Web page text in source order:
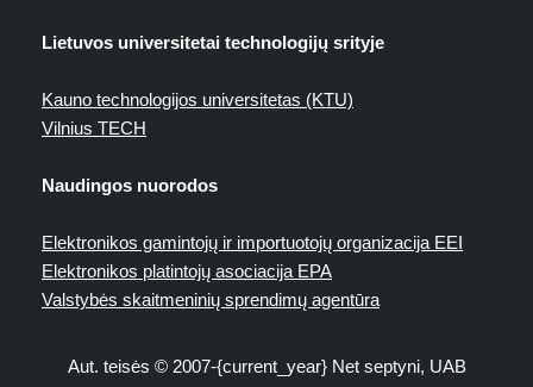
Lietuvos universitetai technologijų srityje
Kauno technologijos universitetas (KTU)
Vilnius TECH
Naudingos nuorodos
Elektronikos gamintojų ir importuotojų organizacija EEI
Elektronikos platintojų asociacija EPA
Valstybės skaitmeninių sprendimų agentūra
Aut. teisės © 2007-{current_year} Net septyni, UAB